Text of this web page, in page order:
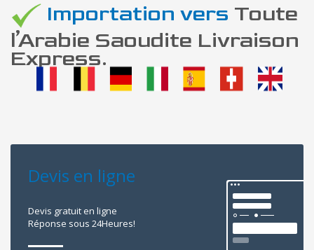
Importation vers Toute
l’Arabie Saoudite Livraison
Express.
Devis en ligne
Devis gratuit en ligne
Réponse sous 24Heures!